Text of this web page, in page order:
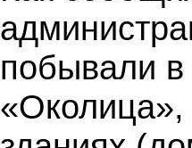
побывали в
«Околица»,